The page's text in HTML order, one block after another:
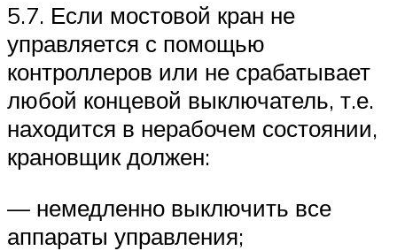
5.7. Если мостовой кран не
управляется с помощью
контроллеров или не срабатывает
любой концевой выключатель, т.е.
находится в нерабочем состоянии,
крановщик должен:
— немедленно выключить все
аппараты управления;